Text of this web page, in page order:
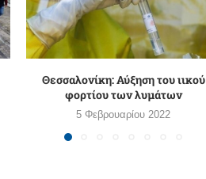
Θεσσαλονίκη: Αύξηση του ιικού
φορτίου των λυμάτων
5 Φεβρουαρίου 2022